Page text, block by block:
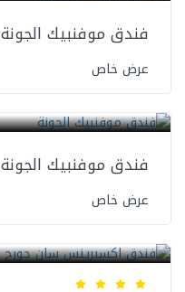
فندق موفنبيك الجونة
عرض خاص
فندق موفنبيك الجونة
عرض خاص